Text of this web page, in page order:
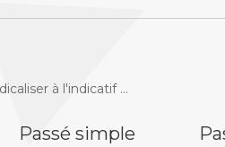
à l'indicatif ...
Passé simple